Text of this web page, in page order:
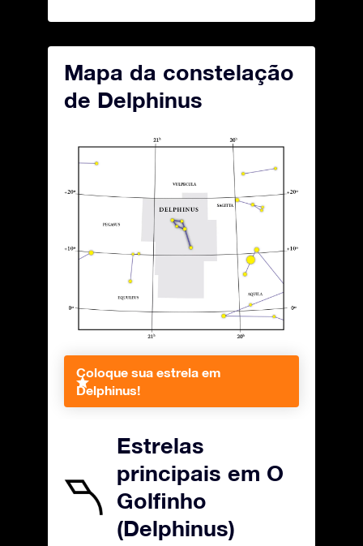
Mapa da constelação
de Delphinus
Coloque sua estrela em
Delphinus!
Estrelas
principais em O
Golfinho
(Delphinus)